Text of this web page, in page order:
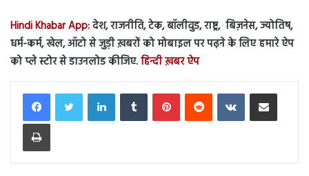
Hindi Khabar App:देश, राजनीति, टेक, बॉलीवुड, राष्ट्र, बिज़नेस, ज्योतिष,
धर्म-कर्म, खेल, ऑटो से जुड़ी ख़बरों को मोबाइल पर पढ़ने के लिए हमारे ऐप
को प्ले स्टोर से डाउनलोड कीजिए.हिन्दी ख़बर ऐप
LinkedInTumblr PinterestReddit VKontakteShare via Email
Print